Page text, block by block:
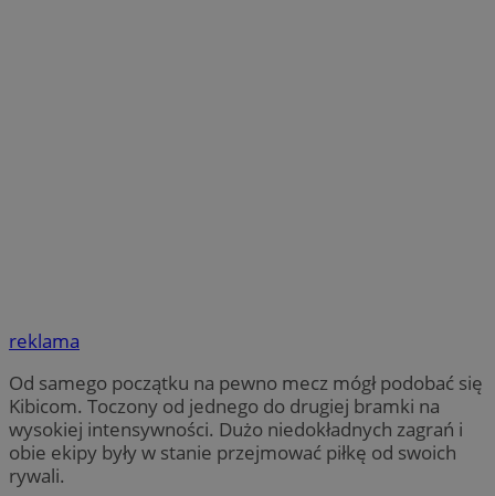
reklama
Od samego początku na pewno mecz mógł podobać się
Kibicom. Toczony od jednego do drugiej bramki na
wysokiej intensywności. Dużo niedokładnych zagrań i
obie ekipy były w stanie przejmować piłkę od swoich
rywali.